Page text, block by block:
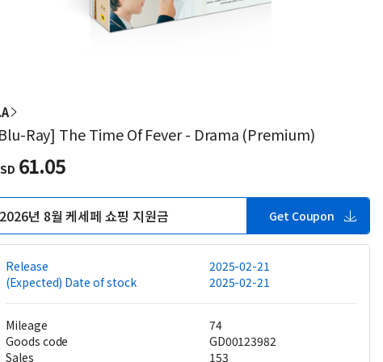
Ray] The Time Of Fever - Drama (Premium)
61.05
2026년 8월 케세페 쇼핑 지원금 Get Coupon
Release
2025-02-21
(Expected) Date of stock
2025-02-21
Mileage
74
Goods code
GD00123982
Sales
153